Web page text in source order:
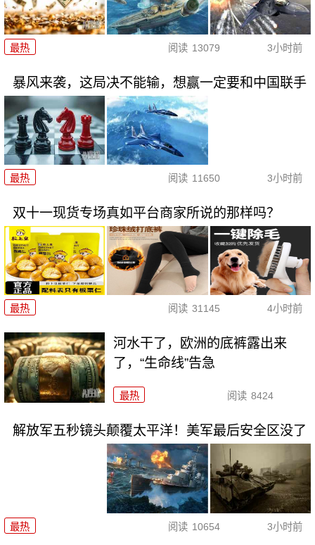
最热 阅读 13079 3小时前
暴风来袭，这局决不能输，想赢一定要和中国联手
最热 阅读 11650 3小时前
双十一现货专场真如平台商家所说的那样吗？
最热 阅读 31145 4小时前
河水干了，欧洲的底裤露出来
了，“生命线”告急
最热 阅读 8424
解放军五秒镜头颠覆太平洋！美军最后安全区没了
最热 阅读 10654 3小时前